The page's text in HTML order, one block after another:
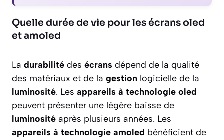
Quelle durée de vie pour les écrans oled
et amoled
La durabilité des écrans dépend de la qualité
des matériaux et de la gestion logicielle de la
luminosité. Les appareils à technologie oled
peuvent présenter une légère baisse de
luminosité après plusieurs années. Les
appareils à technologie amoled bénéficient de